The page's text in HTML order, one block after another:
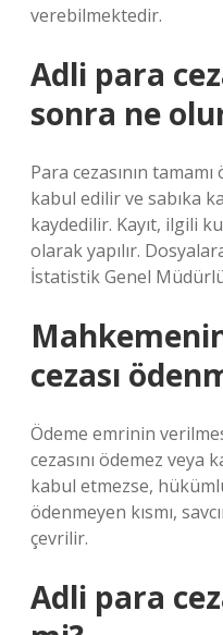
verebilmektedir.
Adli para
sonra ne
Para cezasının
kabul edilir ve sabıka
kaydedilir. Kayıt, ilgili
olarak yapılır.
İstatistik Genel
cezası
Ödeme emrinin
cezasını ödemez veya
kabul etmezse,
ödenmeyen kısmı,
çevrilir.
Adli para